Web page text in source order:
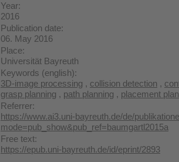
Year:
2016
Publication date:
06. May 2016
Place:
Universität Bayreuth
Keywords (english):
3D-image processing , collision detection ,
grasp planning , path planning , placement
Referrer:
https://www.ai3.uni-bayreuth.de/de/
mode=pub_show&pub_ref=baumgartl2015a
Free text:
https://epub.uni-bayreuth.de/id/eprint/2893